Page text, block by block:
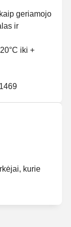
geriamojo
ir
iki +
kurie